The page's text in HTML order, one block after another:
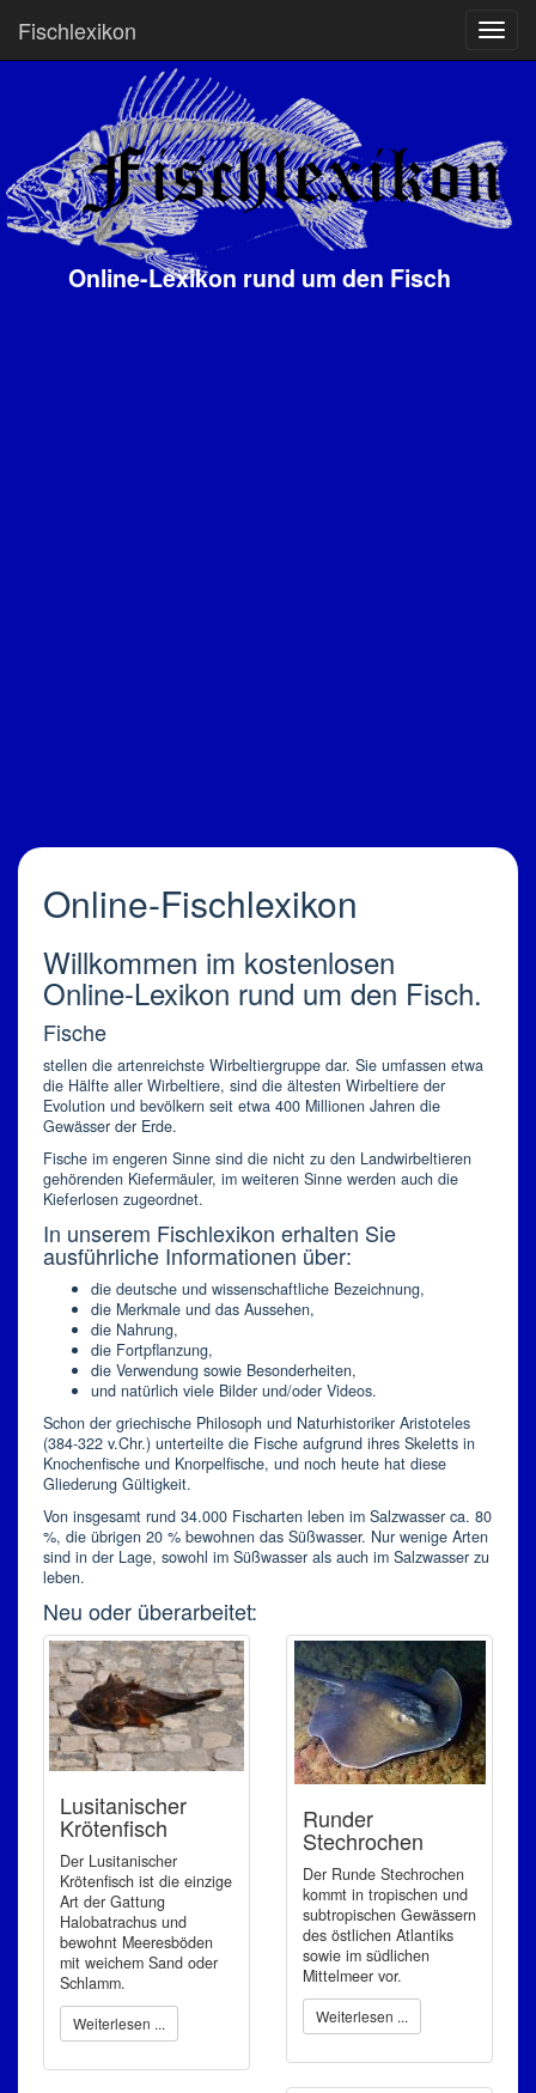
Fischlexikon
Online-Lexikon rund um den Fisch
Online-Fischlexikon
Willkommen im kostenlosen
Online-Lexikon rund um den Fisch.
Fische
stellen die artenreichste Wirbeltiergruppe dar. Sie umfassen etwa
die Hälfte aller Wirbeltiere, sind die ältesten Wirbeltiere der
Evolution und bevölkern seit etwa 400 Millionen Jahren die
Gewässer der Erde.
Fische im engeren Sinne sind die nicht zu den Landwirbeltieren
gehörenden Kiefermäuler, im weiteren Sinne werden auch die
Kieferlosen zugeordnet.
In unserem Fischlexikon erhalten Sie
ausführliche Informationen über:
die deutsche und wissenschaftliche Bezeichnung,
die Merkmale und das Aussehen,
die Nahrung,
die Fortpflanzung,
die Verwendung sowie Besonderheiten,
und natürlich viele Bilder und/oder Videos.
Schon der griechische Philosoph und Naturhistoriker Aristoteles
(384-322 v.Chr.) unterteilte die Fische aufgrund ihres Skeletts in
Knochenfische und Knorpelfische, und noch heute hat diese
Gliederung Gültigkeit.
Von insgesamt rund 34.000 Fischarten leben im Salzwasser ca. 80
%, die übrigen 20 % bewohnen das Süßwasser. Nur wenige Arten
sind in der Lage, sowohl im Süßwasser als auch im Salzwasser zu
leben.
Neu oder überarbeitet:
Lusitanischer
Krötenfisch
Der Lusitanischer
Krötenfisch ist die einzige
Art der Gattung
Halobatrachus und
bewohnt Meeresböden
mit weichem Sand oder
Schlamm.
Weiterlesen ...
Runder
Stechrochen
Der Runde Stechrochen
kommt in tropischen und
subtropischen Gewässern
des östlichen Atlantiks
sowie im südlichen
Mittelmeer vor.
Weiterlesen ...